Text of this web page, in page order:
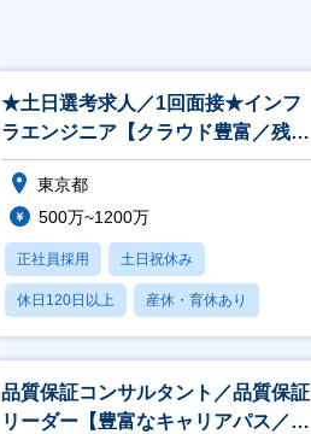
★土日選考求人／1回面接★インフ
ラエンジニア【クラウド豊富／残業
11h／在宅可／創業以来黒字】
東京都
500万~1200万
正社員採用 土日祝休み
休日120日以上 産休・育休あり
月残業20時間以内
品質保証コンサルタント／品質保証
リーダー【豊富なキャリアパス／平